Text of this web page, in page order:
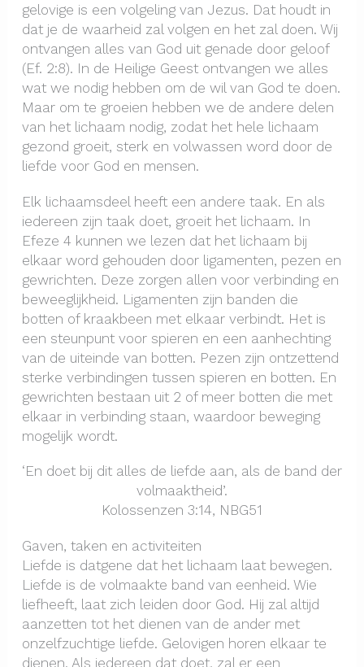
gelovige is een volgeling van Jezus. Dat houdt in
dat je de waarheid zal volgen en het zal doen. Wij
ontvangen alles van God uit genade door geloof
(Ef. 2:8). In de Heilige Geest ontvangen we alles
wat we nodig hebben om de wil van God te doen.
Maar om te groeien hebben we de andere delen
van het lichaam nodig, zodat het hele lichaam
gezond groeit, sterk en volwassen word door de
liefde voor God en mensen.
Elk lichaamsdeel heeft een andere taak. En als
iedereen zijn taak doet, groeit het lichaam. In
Efeze 4 kunnen we lezen dat het lichaam bij
elkaar word gehouden door ligamenten, pezen en
gewrichten. Deze zorgen allen voor verbinding en
beweeglijkheid. Ligamenten zijn banden die
botten of kraakbeen met elkaar verbindt. Het is
een steunpunt voor spieren en een aanhechting
van de uiteinde van botten. Pezen zijn ontzettend
sterke verbindingen tussen spieren en botten. En
gewrichten bestaan uit 2 of meer botten die met
elkaar in verbinding staan, waardoor beweging
mogelijk wordt.
‘En doet bij dit alles de liefde aan, als de band der
volmaaktheid’.
Kolossenzen 3:14, NBG51
Gaven, taken en activiteiten
Liefde is datgene dat het lichaam laat bewegen.
Liefde is de volmaakte band van eenheid. Wie
liefheeft, laat zich leiden door God. Hij zal altijd
aanzetten tot het dienen van de ander met
onzelfzuchtige liefde. Gelovigen horen elkaar te
dienen. Als iedereen dat doet, zal er een